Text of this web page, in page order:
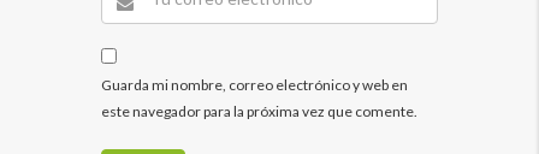
Guarda mi nombre, correo electrónico y web en
este navegador para la próxima vez que comente.